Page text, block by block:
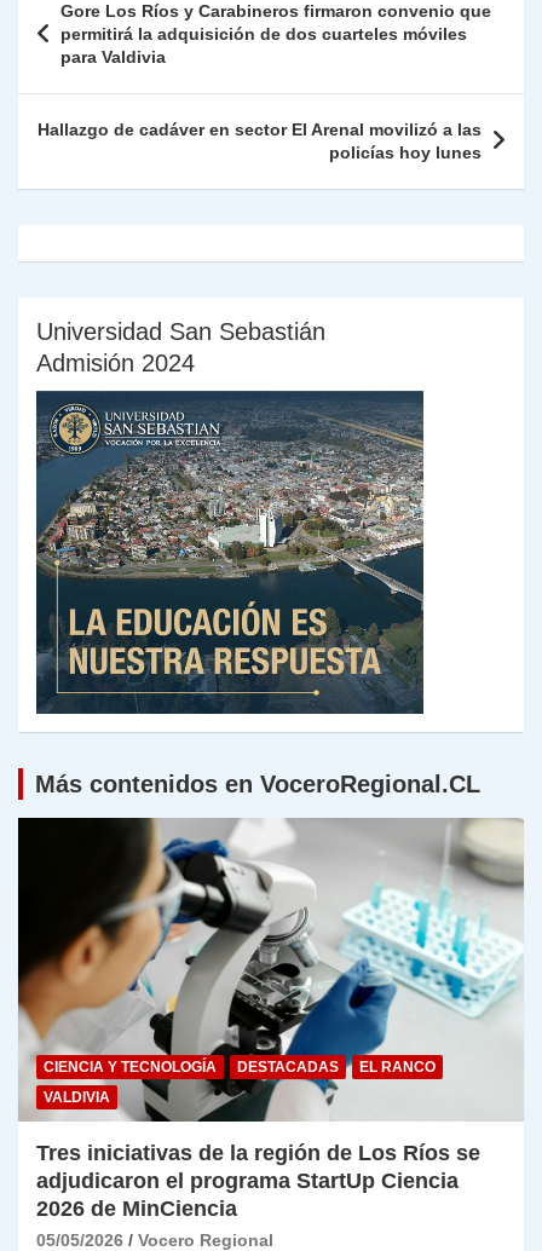
p
p
m o
k
n n
ie
n
dl
y
ar
tir
de
entradas
Gore Los Ríos y Carabineros firmaron convenio que
permitirá la adquisición de dos cuarteles móviles
para Valdivia
Hallazgo de cadáver en sector El Arenal movilizó a las
policías hoy lunes
Universidad San Sebastián
Admisión 2024
Más contenidos en VoceroRegional.CL
CIENCIA Y TECNOLOGÍA DESTACADAS
EL RANCO
VALDIVIA
Tres iniciativas de la región de Los Ríos se
adjudicaron el programa StartUp Ciencia
2026 de MinCiencia
05/05/2026 Vocero Regional